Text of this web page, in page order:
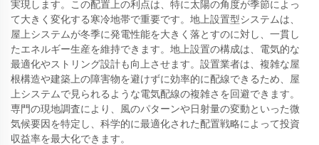
実現します。この配置上の利点は、特に太陽の角度が季節によっ
て大きく変化する寒冷地帯で重要です。地上設置型システムは、
屋上システムが冬季に発電性能を大きく落とすのに対し、一貫し
たエネルギー生産を維持できます。地上設置の構成は、電気的な
最適化やストリング設計も向上させます。設置業者は、複雑な屋
根構造や建築上の障害物を避けずに効率的に配線できるため、屋
上システムで見られるような電気配線の複雑さを回避できます。
専門の現地調査により、風のパターンや日射量の変動といった微
気候要因を特定し、科学的に最適化された配置戦略によって投資
収益率を最大化できます。